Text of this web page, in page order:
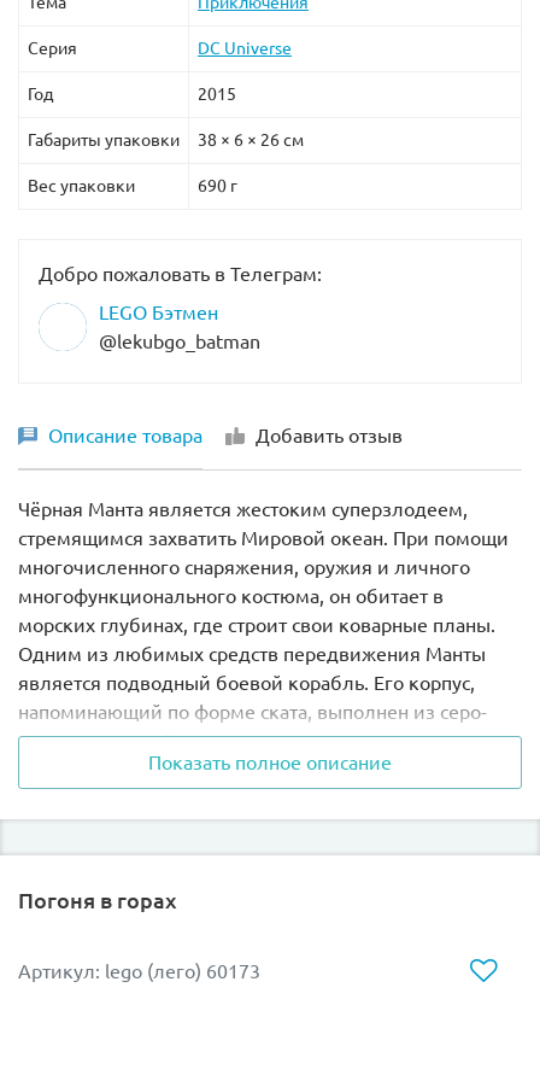
Серия DC Universe
Год 2015
Габариты упаковки 38 × 6 × 26 см
Вес упаковки 690 г
Добро пожаловать в Телеграм:
LEGO Бэтмен
@lekubgo_batman
Описание товара Добавить отзыв
Чёрная Манта является жестоким суперзлодеем,
стремящимся захватить Мировой океан. При помощи
многочисленного снаряжения, оружия и личного
многофункционального костюма, он обитает в
морских глубинах, где строит свои коварные планы.
Одним из любимых средств передвижения Манты
является подводный боевой корабль. Его корпус,
напоминающий по форме ската, выполнен из серо-
красных деталей.
Центральное место отведено кабине водителя,
прикрытой красным прозрачным стеклом. Подняв его,
можно рассмотреть интерьер и приборную панель. В
мощный мотор, связанный с боковыми частями
представлено двумя самонаводящимися торпедами.
Показать полное описание
Погоня в горах
Артикул: lego (лего) 60173